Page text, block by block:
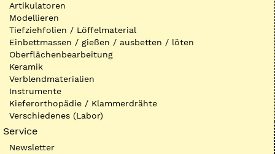
Artikulatoren
Modellieren
Tiefziehfolien / Löffelmaterial
Einbettmassen / gießen / ausbetten / löten
Oberflächenbearbeitung
Keramik
Verblendmaterialien
Instrumente
Kieferorthopädie / Klammerdrähte
Verschiedenes (Labor)
Service
Newsletter